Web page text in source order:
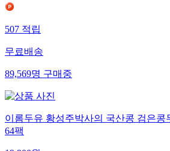
507적립
무료배송
89,569명구매중
이롬두유 황성주박사의 국산콩 검은콩
64팩